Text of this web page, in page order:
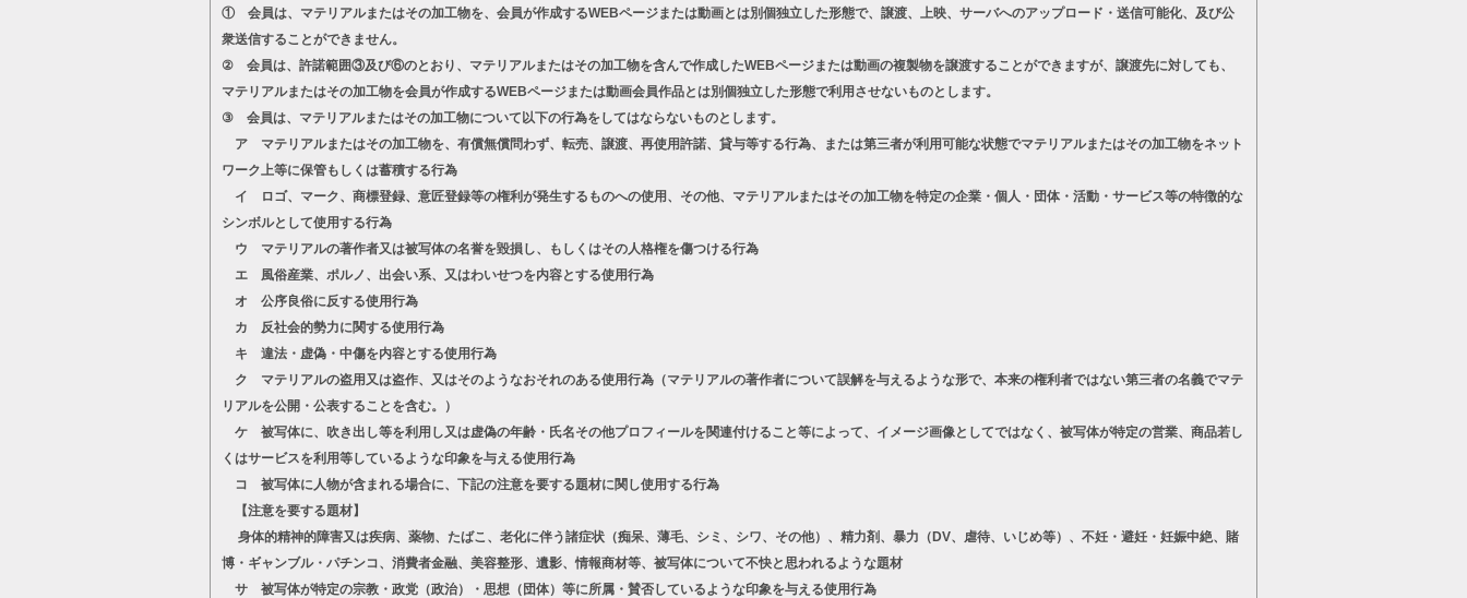
① 会員は、マテリアルまたはその加工物を、会員が作成するWEBページまたは動画とは別個独立した形態で、譲渡、上映、サーバへのアップロード・送信可能化、及び公
衆送信することができません。
② 会員は、許諾範囲③及び⑥のとおり、マテリアルまたはその加工物を含んで作成したWEBページまたは動画の複製物を譲渡することができますが、譲渡先に対しても、
マテリアルまたはその加工物を会員が作成するWEBページまたは動画会員作品とは別個独立した形態で利用させないものとします。
③ 会員は、マテリアルまたはその加工物について以下の行為をしてはならないものとします。
ア マテリアルまたはその加工物を、有償無償問わず、転売、譲渡、再使用許諾、貸与等する行為、または第三者が利用可能な状態でマテリアルまたはその加工物をネット
ワーク上等に保管もしくは蓄積する行為
イ ロゴ、マーク、商標登録、意匠登録等の権利が発生するものへの使用、その他、マテリアルまたはその加工物を特定の企業・個人・団体・活動・サービス等の特徴的な
シンボルとして使用する行為
ウ マテリアルの著作者又は被写体の名誉を毀損し、もしくはその人格権を傷つける行為
エ 風俗産業、ポルノ、出会い系、又はわいせつを内容とする使用行為
オ 公序良俗に反する使用行為
カ 反社会的勢力に関する使用行為
キ 違法・虚偽・中傷を内容とする使用行為
ク マテリアルの盗用又は盗作、又はそのようなおそれのある使用行為（マテリアルの著作者について誤解を与えるような形で、本来の権利者ではない第三者の名義でマテ
リアルを公開・公表することを含む。）
ケ 被写体に、吹き出し等を利用し又は虚偽の年齢・氏名その他プロフィールを関連付けること等によって、イメージ画像としてではなく、被写体が特定の営業、商品若し
くはサービスを利用等しているような印象を与える使用行為
コ 被写体に人物が含まれる場合に、下記の注意を要する題材に関し使用する行為
【注意を要する題材】
身体的精神的障害又は疾病、薬物、たばこ、老化に伴う諸症状（痴呆、薄毛、シミ、シワ、その他）、精力剤、暴力（DV、虐待、いじめ等）、不妊・避妊・妊娠中絶、賭
博・ギャンブル・パチンコ、消費者金融、美容整形、遺影、情報商材等、被写体について不快と思われるような題材
サ 被写体が特定の宗教・政党（政治）・思想（団体）等に所属・賛否しているような印象を与える使用行為